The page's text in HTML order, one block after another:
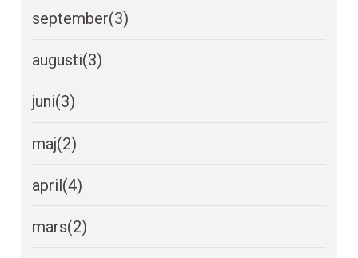
september(3)
augusti(3)
juni(3)
maj(2)
april(4)
mars(2)